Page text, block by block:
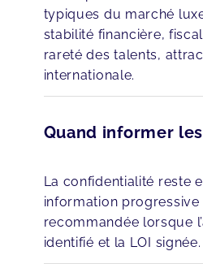
typiques du marché
stabilité financière,
rareté des talents,
internationale.
Quand informer
La confidentialité reste
information progressive
recommandée lorsque
identifié et la LOI signée.